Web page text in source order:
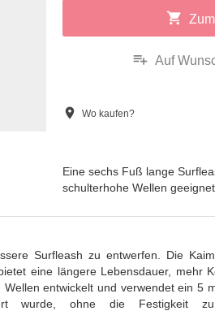
shopping_cart
playlist_add Auf
location_on Wo kaufen?
Eine sechs Fuß lange
schulterhohe Wellen geeignet
Surfleash zu entwerfen. Die
eine längere Lebensdauer, mehr
entwickelt und verwendet ein 5
wurde, ohne die Festigkeit